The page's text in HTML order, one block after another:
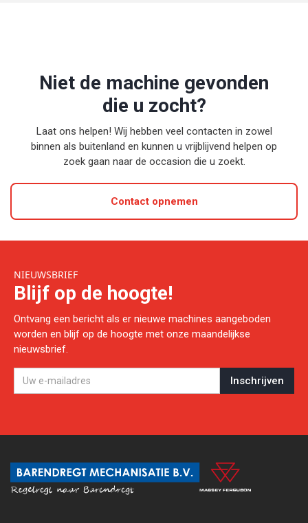
Niet de machine gevonden
die u zocht?
Laat ons helpen! Wij hebben veel contacten in zowel
binnen als buitenland en kunnen u vrijblijvend helpen op
zoek gaan naar de occasion die u zoekt.
Contact opnemen
NIEUWSBRIEF
Blijf op de hoogte!
Ontvang een bericht als er nieuwe machines aangeboden
worden en blijf op de hoogte met onze maandelijkse
nieuwsbrief.